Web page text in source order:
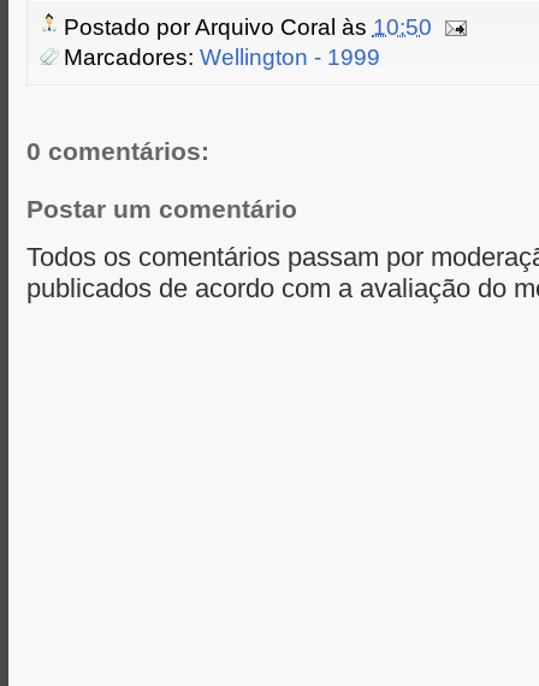
n
t
t
e
e
b
o
s
e
n
t
s
A
Postado porArquivo Coral às 10:50
Marcadores: Wellington - 1999
0 comentários:
Postar um comentário
Todos os comentários passam por
publicados de acordo com a avaliação do